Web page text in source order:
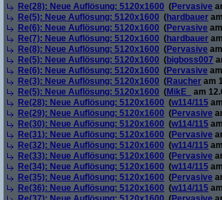
Re(28): Neue Auflösung: 5120x1600 (Pervasive
Re(5): Neue Auflösung: 5120x1600 (hardbauer
Re(6): Neue Auflösung: 5120x1600 (Pervasive
Re(7): Neue Auflösung: 5120x1600 (hardbauer
Re(8): Neue Auflösung: 5120x1600 (Pervasive
Re(5): Neue Auflösung: 5120x1600 (bigboss007
Re(6): Neue Auflösung: 5120x1600 (Pervasive
Re(3): Neue Auflösung: 5120x1600 (Raucher am
Re(5): Neue Auflösung: 5120x1600 (MikE_
am
Re(28): Neue Auflösung: 5120x1600 (w114/115
Re(29): Neue Auflösung: 5120x1600 (Pervasive
Re(30): Neue Auflösung: 5120x1600 (w114/115
Re(31): Neue Auflösung: 5120x1600 (Pervasive
Re(32): Neue Auflösung: 5120x1600 (w114/115
Re(33): Neue Auflösung: 5120x1600 (Pervasive
Re(34): Neue Auflösung: 5120x1600 (w114/115
Re(35): Neue Auflösung: 5120x1600 (Pervasive
Re(36): Neue Auflösung: 5120x1600 (w114/115